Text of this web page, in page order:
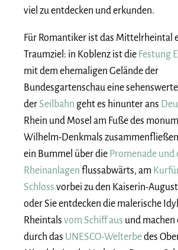
viel zu entdecken und erkunden.
Für Romantiker ist das Mittelrheintal
Traumziel: in Koblenz ist die Festung
mit dem ehemaligen Gelände der
Bundesgartenschau eine
der Seilbahn geht es hinunter ans
Rhein und Mosel am Fuße des
Wilhelm-Denkmals
ein Bummel über die Promenade und
Rheinanlagen flussabwärts, am
Schloss vorbei zu den Kaiserin-
oder Sie entdecken die malerische
Rheintals vom Schiff aus und
durch das UNESCO-Welterbedes